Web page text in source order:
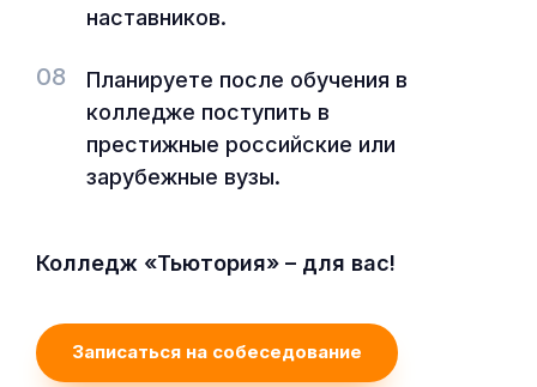
наставников.
08
Планируете после обучения в
колледже поступить в
престижные российские или
зарубежные вузы.
Колледж «Тьютория» – для вас!
Записаться на собеседование